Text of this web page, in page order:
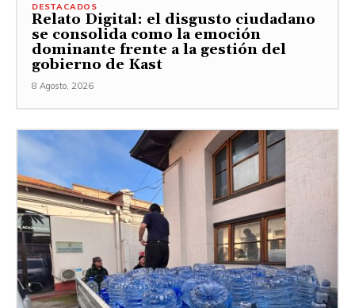
DESTACADOS
Relato Digital: el disgusto ciudadano
se consolida como la emoción
dominante frente a la gestión del
gobierno de Kast
8 Agosto, 2026